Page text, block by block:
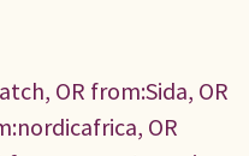
OR from:Sida, OR
OR